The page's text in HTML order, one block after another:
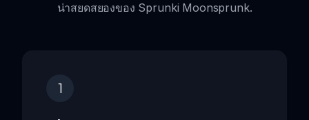
น่าสยดสยองของ Sprunki Moonsprunk.
1